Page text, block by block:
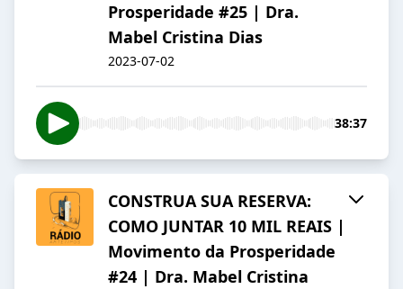
Prosperidade #25 | Dra.
Mabel Cristina Dias
2023-07-02
38:37
CONSTRUA SUA RESERVA:
COMO JUNTAR 10 MIL REAIS |
Movimento da Prosperidade
#24 | Dra. Mabel Cristina